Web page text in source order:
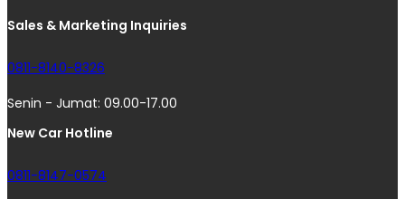
Sales & Marketing Inquiries
0811-8140-8326
Senin - Jumat: 09.00-17.00
New Car Hotline
0811-8147-0574